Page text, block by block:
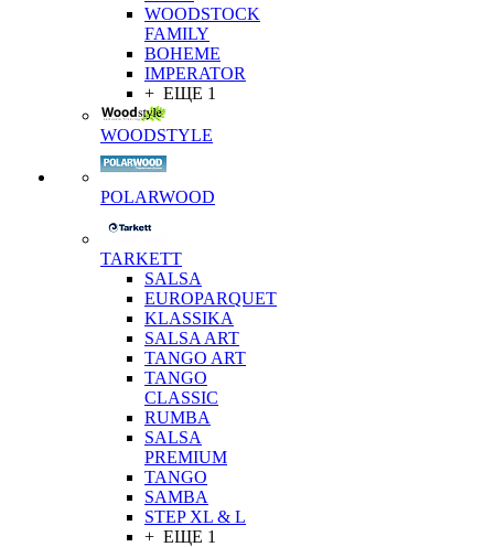
WOODSTOCK
FAMILY
BOHEME
IMPERATOR
+ ЕЩЕ 1
WOODSTYLE
POLARWOOD
TARKETT
SALSA
EUROPARQUET
KLASSIKA
SALSA ART
TANGO ART
TANGO
CLASSIC
RUMBA
SALSA
PREMIUM
TANGO
SAMBA
STEP XL & L
+ ЕЩЕ 1